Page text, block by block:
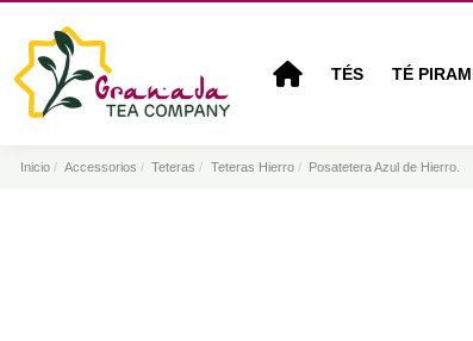
TÉS TÉ
Inicio Accessorios Teteras Teteras Hierro Posatetera Azul de Hierro.